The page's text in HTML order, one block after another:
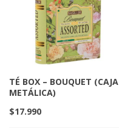
TÉ BOX – BOUQUET (CAJA
METÁLICA)
$17.990